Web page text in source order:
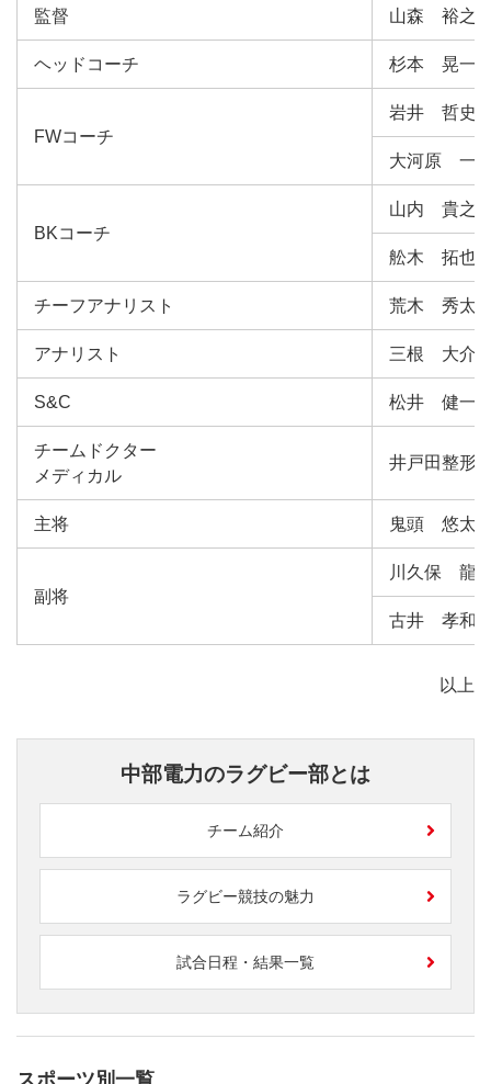
監督 山森 裕之
ヘッドコーチ 杉本 晃一
FWコーチ
岩井 哲史
大河原 一
BKコーチ
山内 貴之
舩木 拓也
チーフアナリスト 荒木 秀太
アナリスト 三根 大介
S&C 松井 健一
チームドクター
メディカル
井戸田整形
主将 鬼頭 悠太
副将
川久保 龍
古井 孝和
以上
中部電力のラグビー部とは
チーム紹介
ラグビー競技の魅力
試合日程・結果一覧
スポーツ別一覧